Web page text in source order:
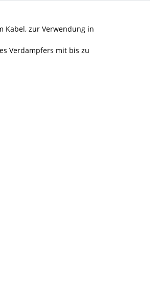
Kabel, zur Verwendung in
Verdampfers mit bis zu